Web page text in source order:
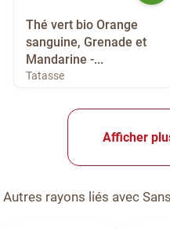
Thé vert bio Orange
sanguine, Grenade et
Mandarine -...
Tatasse
Afficher
Autres rayons liés avec